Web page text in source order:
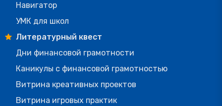
Навигатор
УМК для школ
Литературный квест
Дни финансовой грамотности
Каникулы с финансовой грамотностью
Витрина креативных проектов
Витрина игровых практик